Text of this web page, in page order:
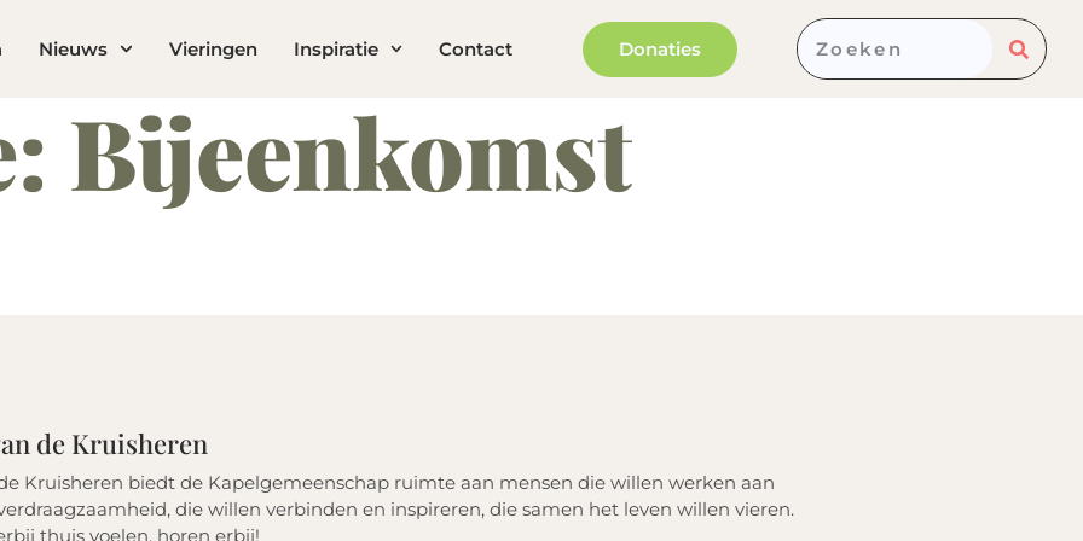
Nieuws Vieringen Inspiratie Contact Donaties
Bijeenkomst
de Kruisheren
Kruisheren biedt de Kapelgemeenschap ruimte aan mensen die willen werken aan
die willen verbinden en inspireren, die samen het leven willen vieren.
thuis voelen, horen erbij!